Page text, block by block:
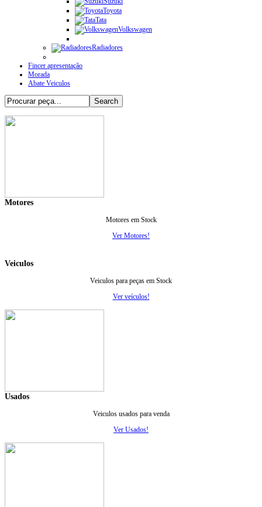
Toyota
Tata
Volkswagen
Radiadores
Fincer apresentação
Morada
Abate Veiculos
Motores
Motores em Stock
Ver Motores!
Veiculos
Veiculos para peças em Stock
Ver veículos!
Usados
Veiculos usados para venda
Ver Usados!